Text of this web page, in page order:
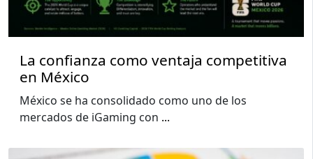
La confianza como ventaja competitiva
en México
México se ha consolidado como uno de los
mercados de iGaming con ...